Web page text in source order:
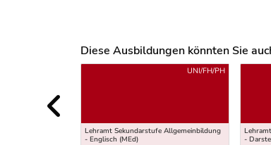
Diese Ausbildungen könnten Sie
Uber weitere Ausbildungsvorschläge
Lehramt Sekundarstufe Allgemeinbildung
- Englisch (MEd)
UNI/FH/PH
-